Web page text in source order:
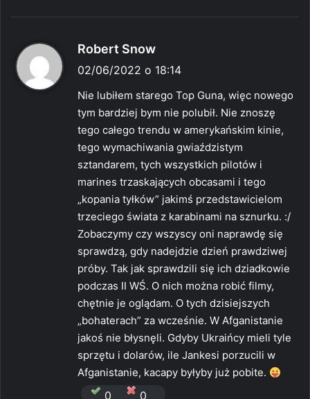
Robert Snow
i
e
:
02/06/2022 o 18:14
Nie lubiłem starego Top Guna, więc nowego
tym bardziej bym nie polubił. Nie znoszę
tego całego trendu w amerykańskim kinie,
tego wymachiwania gwiaździstym
sztandarem, tych wszystkich pilotów i
marines trzaskających obcasami i tego
„kopania tyłków” jakimś przedstawicielom
trzeciego świata z karabinami na sznurku. :/
Zobaczymy czy wszyscy oni naprawdę się
sprawdzą, gdy nadejdzie dzień prawdziwej
próby. Tak jak sprawdzili się ich dziadkowie
podczas II WŚ. O nich można robić filmy,
chętnie je oglądam. O tych dzisiejszych
„bohaterach” za wcześnie. W Afganistanie
jakoś nie błysnęli. Gdyby Ukraińcy mieli tyle
sprzętu i dolarów, ile Jankesi porzucili w
Afganistanie, kacapy byłyby już pobite.
0
0